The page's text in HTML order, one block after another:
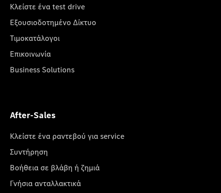
Κλείστε ένα test drive
Εξουσιοδοτημένο Δίκτυο
Τιμοκατάλογοι
Επικοινωνία
Business Solutions
After-Sales
Κλείστε ένα ραντεβού για service
Συντήρηση
Βοήθεια σε βλάβη ή ζημιά
Γνήσια ανταλλακτικά